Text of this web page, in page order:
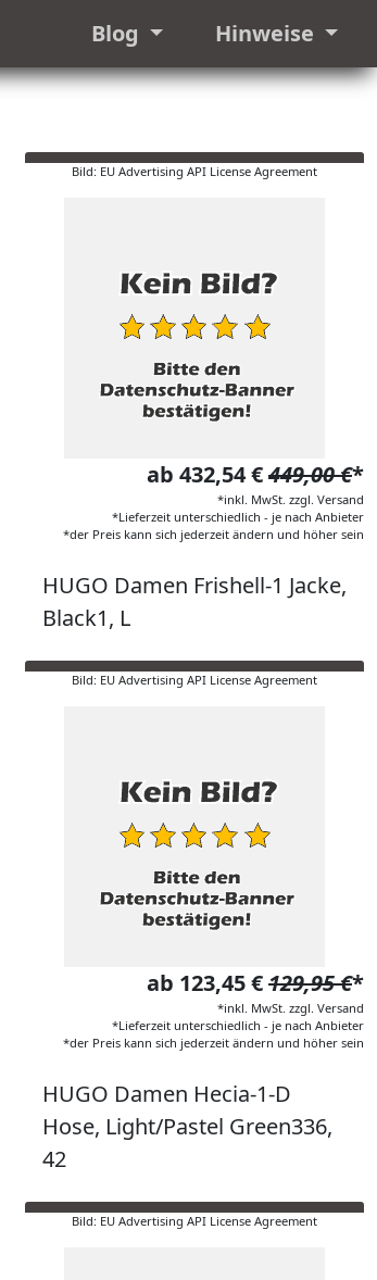
Blog Hinweise
Bild: EU Advertising API License Agreement
ab 432,54 €449,00 €*
*inkl. MwSt. zzgl. Versand
*Lieferzeit unterschiedlich - je nach Anbieter
*der Preis kann sich jederzeit ändern und höher sein
HUGO Damen Frishell-1 Jacke,
Black1, L
Bild: EU Advertising API License Agreement
ab 123,45 €129,95 €*
*inkl. MwSt. zzgl. Versand
*Lieferzeit unterschiedlich - je nach Anbieter
*der Preis kann sich jederzeit ändern und höher sein
HUGO Damen Hecia-1-D
Hose, Light/Pastel Green336,
42
Bild: EU Advertising API License Agreement